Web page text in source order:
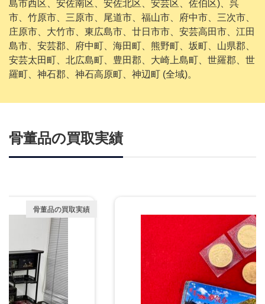
島市西区、安佐南区、安佐北区、安芸区、佐伯区)、呉
市、竹原市、三原市、尾道市、福山市、府中市、三次市、
庄原市、大竹市、東広島市、廿日市市、安芸高田市、江田
島市、安芸郡、府中町、海田町、熊野町、坂町、山県郡、
安芸太田町、北広島町、豊田郡、大崎上島町、世羅郡、世
羅町、神石郡、神石高原町、神辺町 (全域)。
骨董品の買取実績